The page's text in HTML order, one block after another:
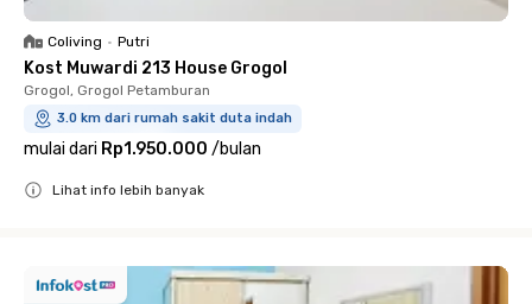
Coliving • Putri
Kost Muwardi 213 House Grogol
Grogol, Grogol Petamburan
3.0 km dari rumah sakit duta indah
mulai dari Rp1.950.000 /bulan
Lihat info lebih banyak